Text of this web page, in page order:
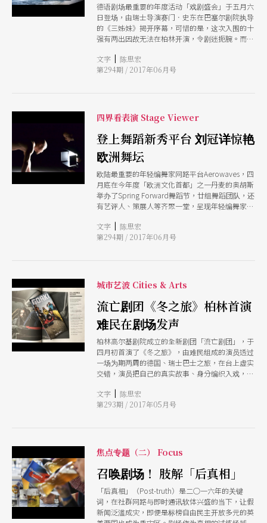
德语剧场最重要的年度活动「戏剧盛会」于五月六
日登场，由瑞士导演赛门．史东在巴塞尔剧院执导
的《三姊妹》揭开序幕，可惜的是，这次入围的十
强有两出因故无法在柏林开演，令剧迷扼腕。而获
里兹，他的《谁怕沃尔夫？》刚来过台湾，他在柏
林人民剧院执导的《草率》也入选今年的戏剧盛
文字 | 陈思宏
第294期 / 2017年06月号
四界看表演 Stage Viewer
登上舞蹈新秀平台 刘冠详惊艳
欧洲舞坛
欧陆最重要的年轻编舞家网路平台Aerowaves，四
月底在今年度「欧洲文化首都」之一丹麦的奥胡斯
举办了Spring Forward舞蹈节，廿组舞蹈团队，还
有艺评人、策展人等齐聚一堂，呈现年轻编舞家创
家刘冠详的《我知道的太多了》，甫获台新艺术奖
表演艺术大奖的该作也在当地演出时赢得热烈回
文字 | 陈思宏
第294期 / 2017年06月号
城市艺波 Cities & Arts
流亡剧团《冬之旅》柏林首演
难民在剧场发声
柏林高尔基剧院成立的全新剧团「流亡剧团」，于
四月初首演了《冬之旅》，由难民组成的演员透过
一场为期两周的德国、瑞士巴士之旅，在台上虚实
交错，演员把自己的真实故事、身分编织入戏，把
同境地》曾来台的导演雅叶．洛能让《冬之旅》充
满幽默，但笑声并不轻盈，这出戏把难民伤痛置放
文字 | 陈思宏
第293期 / 2017年05月号
焦点专题（二） Focus
召唤剧场！ 肢解「后真相」
「后真相」（Post-truth）是二○一六年的关键
词，在社群网路与即时通讯软体兴盛的当下，让假
新闻泛滥成灾，即便是标榜自由民主开放多元的英